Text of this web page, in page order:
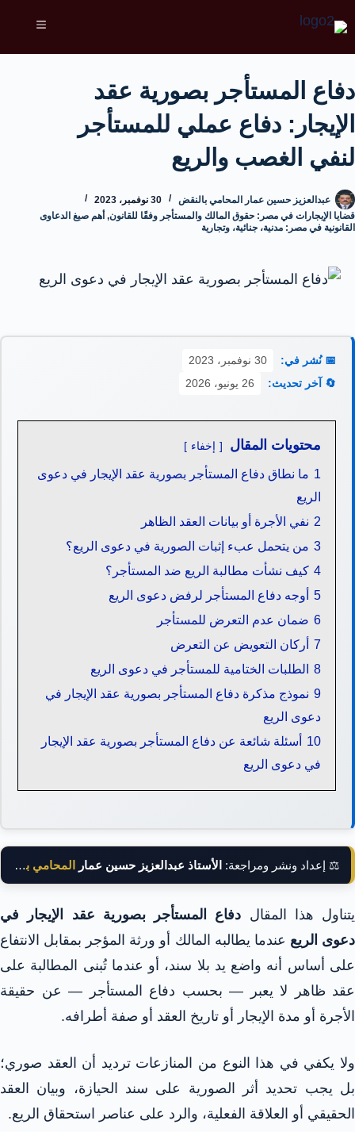
دفاع المستأجر بصورية عقد
الإيجار: دفاع عملي للمستأجر
لنفي الغصب والريع
عبدالعزيز حسين عمار المحامي بالنقض
30 نوفمبر، 2023
قضايا الإيجارات في مصر: حقوق المالك والمستأجر وفقًا للقانون, أهم صيغ الدعاوى
القانونية في مصر: مدنية، جنائية، وتجارية
📅 نُشر في:
30 نوفمبر، 2023
🔄 آخر تحديث:
26 يونيو، 2026
محتويات المقال إخفاء
1 ما نطاق دفاع المستأجر بصورية عقد الإيجار في دعوى
الريع
2 نفي الأجرة أو بيانات العقد الظاهر
3 من يتحمل عبء إثبات الصورية في دعوى الريع؟
4 كيف نشأت مطالبة الريع ضد المستأجر؟
5 أوجه دفاع المستأجر لرفض دعوى الريع
6 ضمان عدم التعرض للمستأجر
7 أركان التعويض عن التعرض
8 الطلبات الختامية للمستأجر في دعوى الريع
9 نموذج مذكرة دفاع المستأجر بصورية عقد الإيجار في
دعوى الريع
10 أسئلة شائعة عن دفاع المستأجر بصورية عقد الإيجار
في دعوى الريع
⚖️ إعداد ونشر ومراجعة: الأستاذ عبدالعزيز حسين عمار المحامي بالنقض
يتناول هذا المقال دفاع المستأجر بصورية عقد الإيجار في
دعوى الريع عندما يطالبه المالك أو ورثة المؤجر بمقابل الانتفاع
على أساس أنه واضع يد بلا سند، أو عندما تُبنى المطالبة على
عقد ظاهر لا يعبر — بحسب دفاع المستأجر — عن حقيقة
الأجرة أو مدة الإيجار أو تاريخ العقد أو صفة أطرافه.
ولا يكفي في هذا النوع من المنازعات ترديد أن العقد صوري؛
بل يجب تحديد أثر الصورية على سند الحيازة، وبيان العقد
الحقيقي أو العلاقة الفعلية، والرد على عناصر استحقاق الريع.